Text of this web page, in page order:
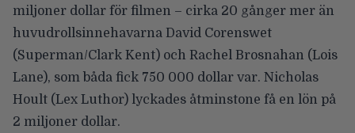
miljoner dollar för filmen – cirka 20 gånger mer än
huvudrollsinnehavarna David Corenswet
(Superman/Clark Kent) och Rachel Brosnahan (Lois
Lane), som båda fick 750 000 dollar var. Nicholas
Hoult (Lex Luthor) lyckades åtminstone få en lön på
2 miljoner dollar.